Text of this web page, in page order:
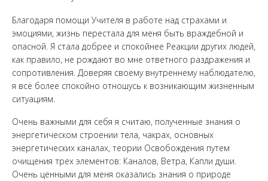
Благодаря помощи Учителя в работе над страхами и
эмоциями, жизнь перестала для меня быть враждебной и
опасной. Я стала добрее и спокойнее Реакции других людей,
как правило, не рождают во мне ответного раздражения и
сопротивления. Доверяя своему внутреннему наблюдателю,
я всё более спокойно отношусь к возникающим жизненным
ситуациям.
Очень важными для себя я считаю, полученные знания о
энергетическом строении тела, чакрах, основных
энергетических каналах, теории Освобождения путем
очищения трех элементов: Каналов, Ветра, Капли души.
Очень ценными для меня оказались знания о природе